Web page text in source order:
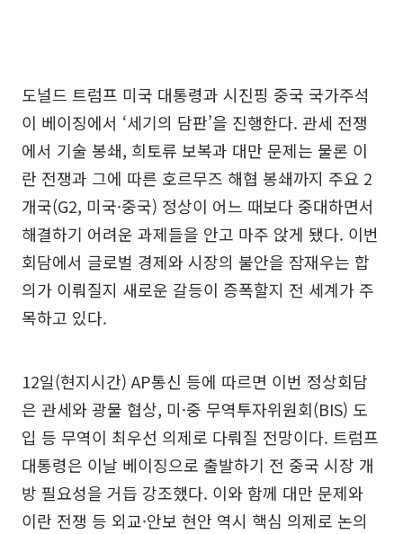
도널드 트럼프 미국 대통령과 시진핑 중국 국가주석
이 베이징에서 ‘세기의 담판’을 진행한다. 관세 전쟁
에서 기술 봉쇄, 희토류 보복과 대만 문제는 물론 이
란 전쟁과 그에 따른 호르무즈 해협 봉쇄까지 주요 2
개국(G2, 미국·중국) 정상이 어느 때보다 중대하면서
해결하기 어려운 과제들을 안고 마주 앉게 됐다. 이번
회담에서 글로벌 경제와 시장의 불안을 잠재우는 합
의가 이뤄질지 새로운 갈등이 증폭할지 전 세계가 주
목하고 있다.
12일(현지시간) AP통신 등에 따르면 이번 정상회담
은 관세와 광물 협상, 미·중 무역투자위원회(BIS) 도
입 등 무역이 최우선 의제로 다뤄질 전망이다. 트럼프
대통령은 이날 베이징으로 출발하기 전 중국 시장 개
방 필요성을 거듭 강조했다. 이와 함께 대만 문제와
이란 전쟁 등 외교·안보 현안 역시 핵심 의제로 논의